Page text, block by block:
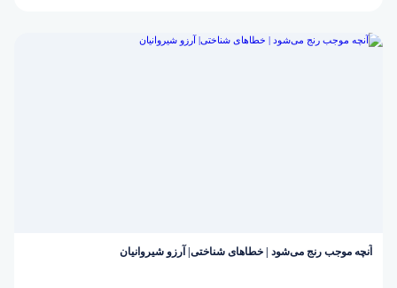
آنچه موجب رنج می‌شود | خطاهای شناختی| آرزو شیروانیان